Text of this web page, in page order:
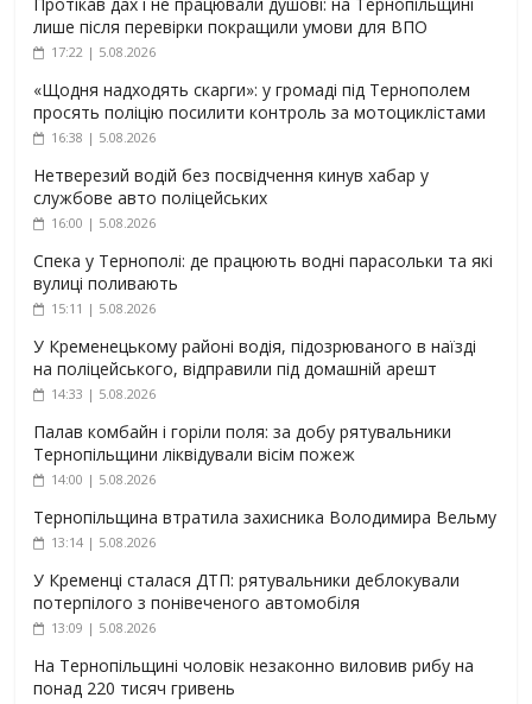
лише після перевірки покращили умови для ВПО
17:22 | 5.08.2026
«Щодня надходять скарги»: у громаді під Тернополем
просять поліцію посилити контроль за мотоциклістами
16:38 | 5.08.2026
Нетверезий водій без посвідчення кинув хабар у
службове авто поліцейських
16:00 | 5.08.2026
Спека у Тернополі: де працюють водні парасольки та які
вулиці поливають
15:11 | 5.08.2026
У Кременецькому районі водія, підозрюваного в наїзді
на поліцейського, відправили під домашній арешт
14:33 | 5.08.2026
Палав комбайн і горіли поля: за добу рятувальники
Тернопільщини ліквідували вісім пожеж
14:00 | 5.08.2026
Тернопільщина втратила захисника Володимира Вельму
13:14 | 5.08.2026
У Кременці сталася ДТП: рятувальники деблокували
потерпілого з понівеченого автомобіля
13:09 | 5.08.2026
На Тернопільщині чоловік незаконно виловив рибу на
понад 220 тисяч гривень